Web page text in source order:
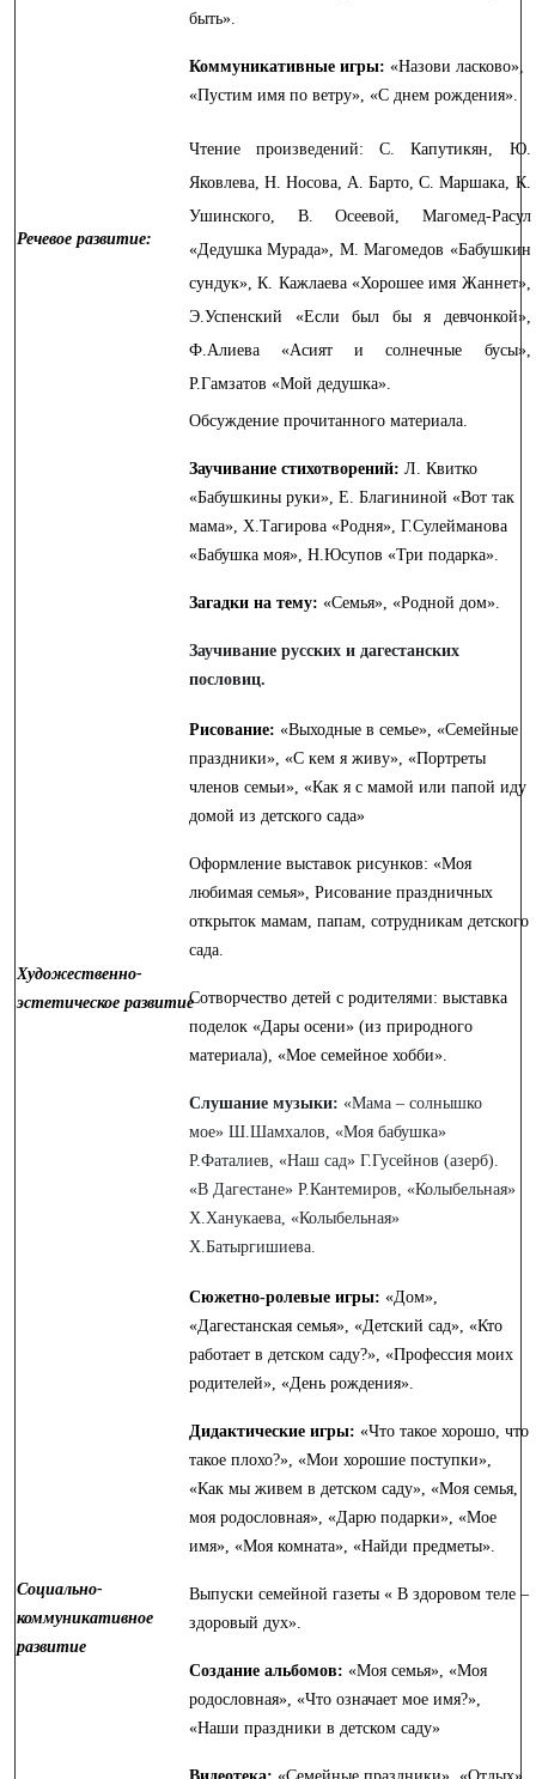
Речевое развитие:
быть».
Коммуникативные игры: «Назови ласково»,
«Пустим имя по ветру», «С днем рождения».
Чтение произведений: С. Капутикян, Ю.
Яковлева, Н. Носова, А. Барто, С. Маршака, К.
Ушинского, В. Осеевой, Магомед-Расул
«Дедушка Мурада», М. Магомедов «Бабушкин
сундук», К. Кажлаева «Хорошее имя Жаннет»,
Э.Успенский «Если был бы я девчонкой»,
Ф.Алиева «Асият и солнечные бусы»,
Р.Гамзатов «Мой дедушка».
Обсуждение прочитанного материала.
Заучивание стихотворений: Л. Квитко
«Бабушкины руки», Е. Благининой «Вот так
мама», Х.Тагирова «Родня», Г.Сулейманова
«Бабушка моя», Н.Юсупов «Три подарка».
Загадки на тему: «Семья», «Родной дом».
Заучивание русских и дагестанских
пословиц.
Художественно-
эстетическое развитие
Рисование: «Выходные в семье», «Семейные
праздники», «С кем я живу», «Портреты
членов семьи», «Как я с мамой или папой иду
домой из детского сада»
Оформление выставок рисунков: «Моя
любимая семья», Рисование праздничных
открыток мамам, папам, сотрудникам детского
сада.
Сотворчество детей с родителями: выставка
поделок «Дары осени» (из природного
материала), «Мое семейное хобби».
Слушание музыки: «Мама – солнышко
мое» Ш.Шамхалов, «Моя бабушка»
Р.Фаталиев, «Наш сад» Г.Гусейнов (азерб).
«В Дагестане» Р.Кантемиров, «Колыбельная»
Х.Ханукаева, «Колыбельная»
Х.Батыргишиева.
Социально-
коммуникативное
развитие
Сюжетно-ролевые игры: «Дом»,
«Дагестанская семья», «Детский сад», «Кто
работает в детском саду?», «Профессия моих
родителей», «День рождения».
Дидактические игры: «Что такое хорошо, что
такое плохо?», «Мои хорошие поступки»,
«Как мы живем в детском саду», «Моя семья,
моя родословная», «Дарю подарки», «Мое
имя», «Моя комната», «Найди предметы».
Выпуски семейной газеты « В здоровом теле –
здоровый дух».
Создание альбомов: «Моя семья», «Моя
родословная», «Что означает мое имя?»,
«Наши праздники в детском саду»